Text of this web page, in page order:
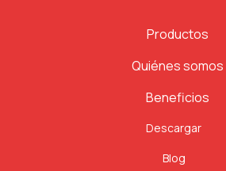
Productos
Quiénes somos
Beneficios
Descargar
Blog